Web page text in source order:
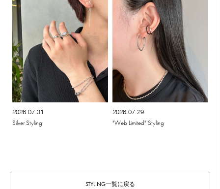
2026.07.31
Silver Styling
2026.07.29
"Web Limited" Styling
STYLING一覧に戻る